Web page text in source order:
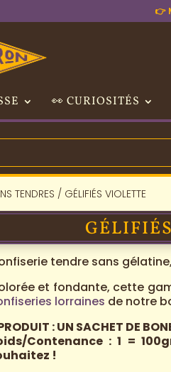
👉
👀 CURIOSITÉS
TENDRES / GÉLIFIÉS VIOLETTE
tendre sans
et fondante, cette
lorraines de notre
: UN SACHET DE
Contenance : 1 =
!